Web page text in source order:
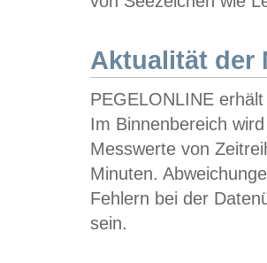
Aktualität der
PEGELONLINE
Im Binnenbereich
Messwerte von
Minuten.
Fehlern bei der
sein.